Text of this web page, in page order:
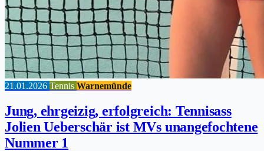
21.01.2026 Tennis Warnemünde
Jung, ehrgeizig, erfolgreich: Tennisass
Jolien Ueberschär ist MVs unangefochtene
Nummer 1